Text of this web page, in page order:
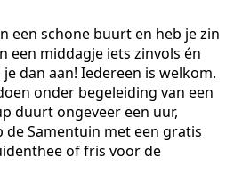
een schone buurt en heb je zin
een middagje iets zinvols én
dan aan! Iedereen is welkom.
onder begeleiding van een
duurt ongeveer een uur,
Samentuin met een gratis
of fris voor de